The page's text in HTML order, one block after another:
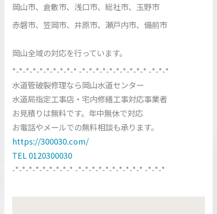
岡山市、倉敷市、浅口市、総社市、玉野市
赤磐市、笠岡市、井原市、瀬戸内市、備前市
岡山全域の対応を行っています。
*-*-*-*-*-*-*-*-*-* -*-*-*-*-*-*-*-*-*-* -*-*-*
水道管破裂修理なら岡山水道センター
水道局指定工事店・宅内修繕工事対応事業者
お見積りは無料です。年中無休で対応
お電話やメールでの無料相談も承ります。
https://300030.com/
TEL 0120300030
-*-*-*-*-*-*-*-*-* -*-*-*-*-*-*-*-*-*-* -*-*-*